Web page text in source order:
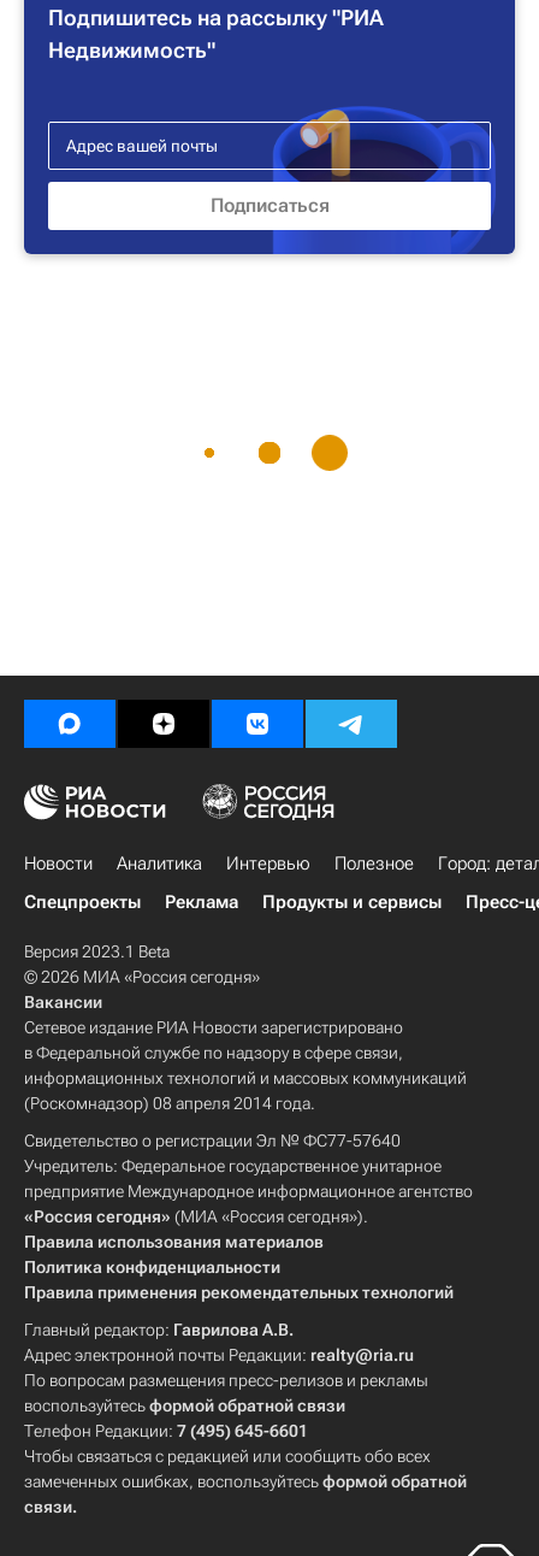
Подпишитесь на рассылку "РИА
Недвижимость"
Новости Аналитика Интервью Полезное
Город:
Спецпроекты
Реклама Продукты и сервисы Пресс-
Версия 2023.1 Beta
© 2026 МИА «Россия сегодня»
Вакансии
Сетевое издание РИА Новости зарегистрировано
в Федеральной службе по надзору в сфере связи,
информационных технологий и массовых коммуникаций
(Роскомнадзор) 08 апреля 2014 года.
Свидетельство о регистрации Эл № ФС77-57640
Учредитель: Федеральное государственное унитарное
предприятие Международное информационное агентство
«Россия сегодня» (МИА «Россия сегодня»).
Правила использования материалов
Политика конфиденциальности
Правила применения рекомендательных технологий
Главный редактор: Гаврилова А.В.
Адрес электронной почты Редакции: realty@ria.ru
По вопросам размещения пресс-релизов и рекламы
воспользуйтесьформой обратной связи
Телефон Редакции: 7 (495) 645-6601
Чтобы связаться с редакцией или сообщить обо всех
замеченных ошибках, воспользуйтесьформой обратной
связи.